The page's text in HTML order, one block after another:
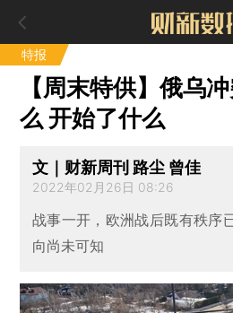
特报
【周末特供】俄乌
么 开始了什么
文｜财新周刊 路尘 曾佳
2022年02月26日 08:26
战事一开，欧洲战后既有秩序
向尚未可知